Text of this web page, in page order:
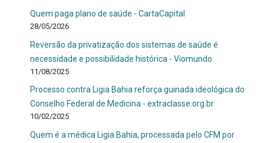
Quem paga plano de saúde - CartaCapital
28/05/2026
Reversão da privatização dos sistemas de saúde é
necessidade e possibilidade histórica - Viomundo
11/08/2025
Processo contra Ligia Bahia reforça guinada ideológica do
Conselho Federal de Medicina - extraclasse.org.br
10/02/2025
Quem é a médica Ligia Bahia, processada pelo CFM por